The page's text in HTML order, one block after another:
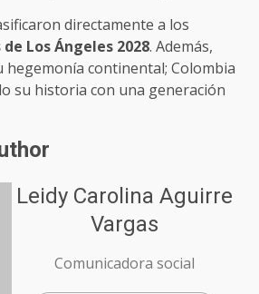
directamente a los
Los Ángeles 2028. Además,
hegemonía continental; Colombia
su historia con una generación
Leidy Carolina Aguirre
Vargas
Comunicadora social